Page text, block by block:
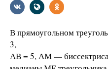
В прямоугольном
3,
АВ = 5, АМ —